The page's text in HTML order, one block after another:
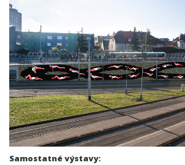
Samostatné výstavy: